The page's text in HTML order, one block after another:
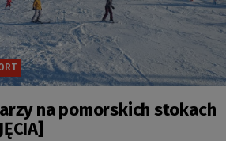
na pomorskich stokach